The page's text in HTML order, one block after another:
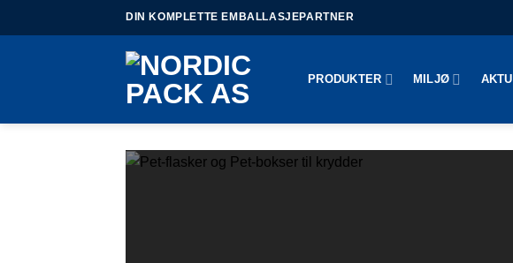
to
DIN KOMPLETTE EMBALLASJEPARTNER
PRODUKTER MILJØ